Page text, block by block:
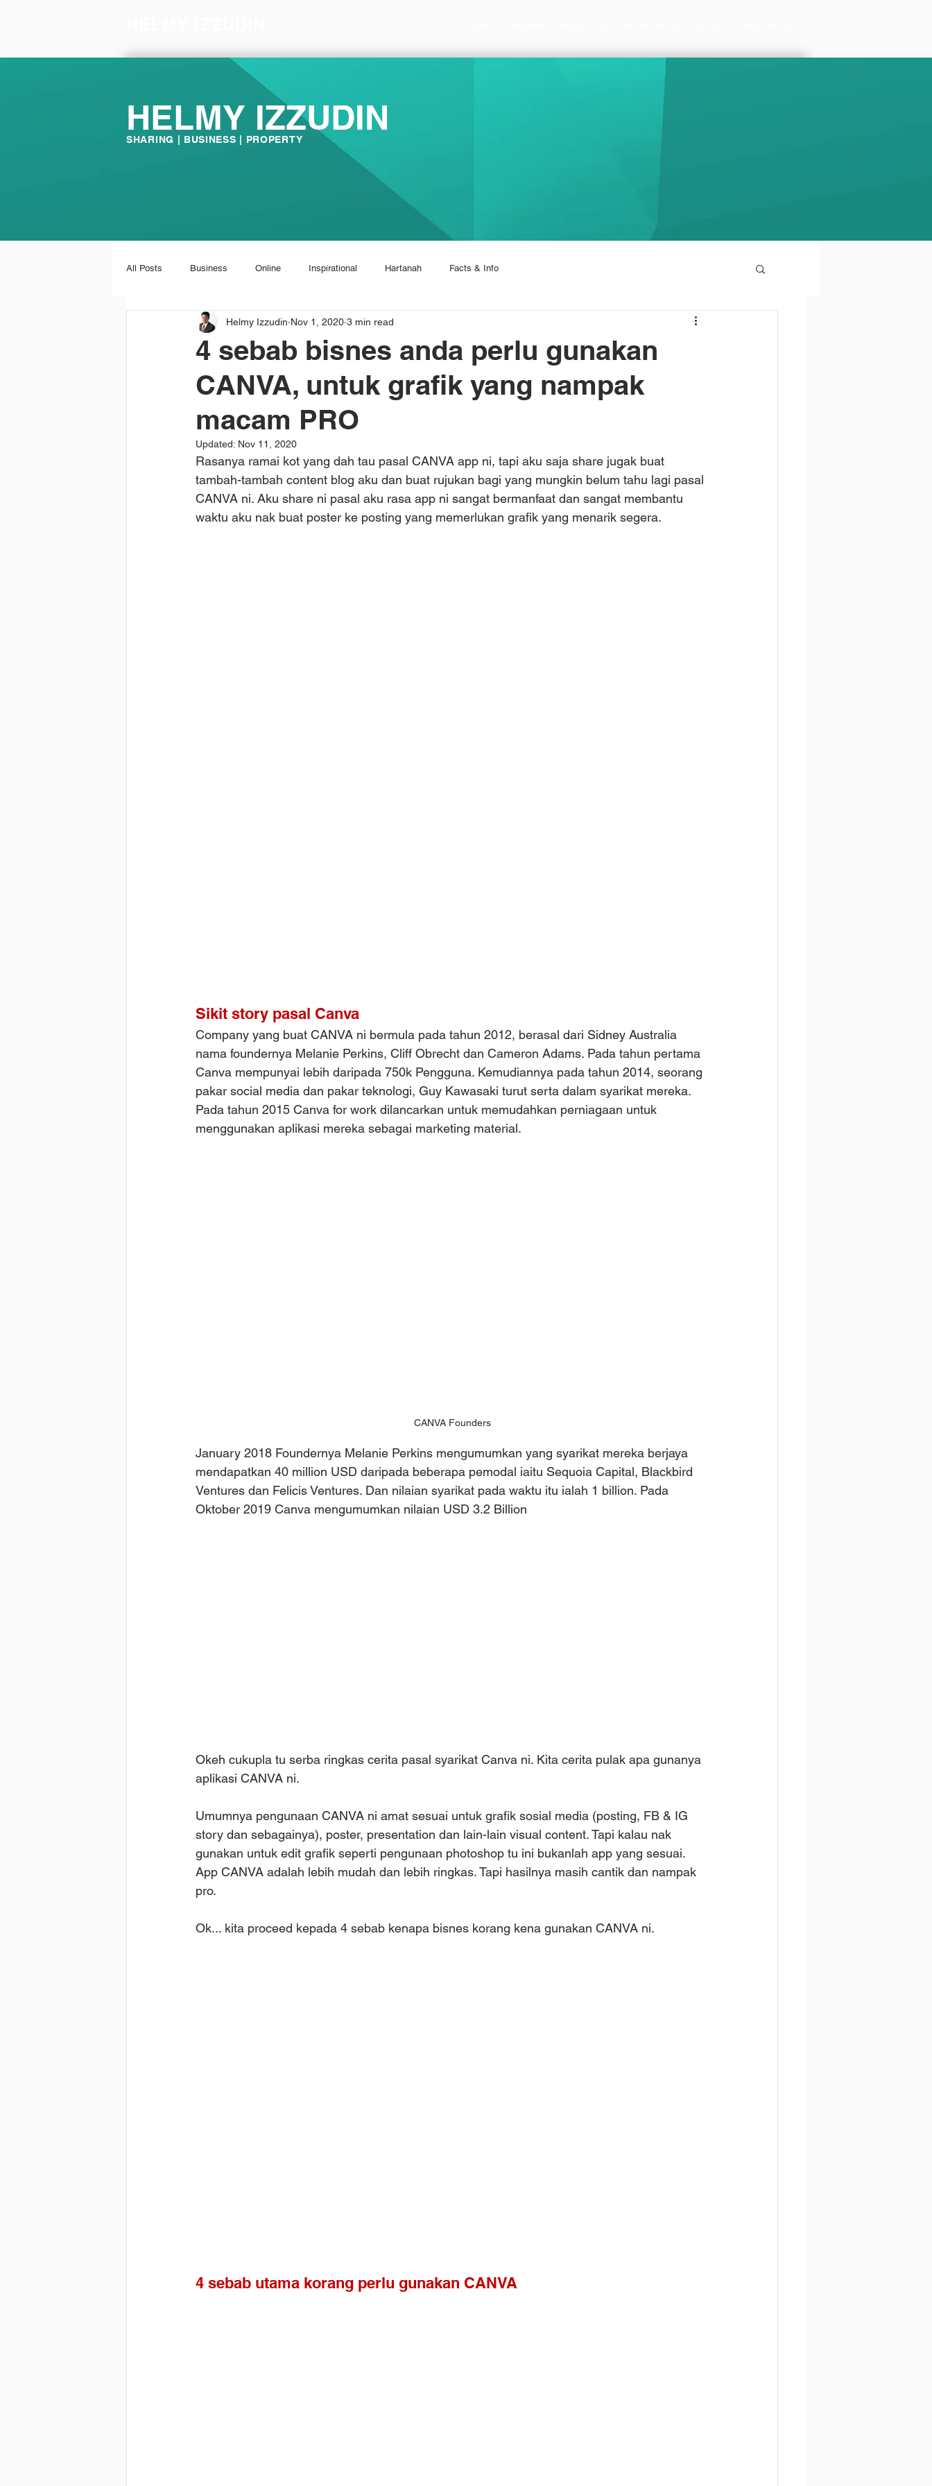
HELMY IZZUDIN
SHARING | BUSINESS | PROPERTY
All Posts Business Online Inspirational Hartanah Facts & Info
4 sebab bisnes anda perlu gunakan
CANVA, untuk grafik yang nampak
macam PRO
Helmy Izzudin Nov 1, 2020 3 min read
Updated: Nov 11, 2020
Rasanya ramai kot yang dah tau pasal CANVA app ni, tapi aku saja share jugak buat
tambah-tambah content blog aku dan buat rujukan bagi yang mungkin belum tahu lagi pasal
CANVA ni. Aku share ni pasal aku rasa app ni sangat bermanfaat dan sangat membantu
waktu aku nak buat poster ke posting yang memerlukan grafik yang menarik segera.
Sikit story pasal Canva
Company yang buat CANVA ni bermula pada tahun 2012, berasal dari Sidney Australia
nama foundernya Melanie Perkins, Cliff Obrecht dan Cameron Adams. Pada tahun pertama
Canva mempunyai lebih daripada 750k Pengguna. Kemudiannya pada tahun 2014, seorang
pakar social media dan pakar teknologi, Guy Kawasaki turut serta dalam syarikat mereka.
Pada tahun 2015 Canva for work dilancarkan untuk memudahkan perniagaan untuk
menggunakan aplikasi mereka sebagai marketing material.
CANVA Founders
January 2018 Foundernya Melanie Perkins mengumumkan yang syarikat mereka berjaya
mendapatkan 40 million USD daripada beberapa pemodal iaitu Sequoia Capital, Blackbird
Ventures dan Felicis Ventures. Dan nilaian syarikat pada waktu itu ialah 1 billion. Pada
Oktober 2019 Canva mengumumkan nilaian USD 3.2 Billion
Okeh cukupla tu serba ringkas cerita pasal syarikat Canva ni. Kita cerita pulak apa gunanya
aplikasi CANVA ni.
Umumnya pengunaan CANVA ni amat sesuai untuk grafik sosial media (posting, FB & IG
story dan sebagainya), poster, presentation dan lain-lain visual content. Tapi kalau nak
gunakan untuk edit grafik seperti pengunaan photoshop tu ini bukanlah app yang sesuai.
App CANVA adalah lebih mudah dan lebih ringkas. Tapi hasilnya masih cantik dan nampak
pro.
Ok... kita proceed kepada 4 sebab kenapa bisnes korang kena gunakan CANVA ni.
4 sebab utama korang perlu gunakan CANVA